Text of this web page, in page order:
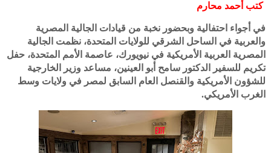
كتب أحمد محارم
في أجواء احتفالية وبحضور نخبة من قيادات الجالية المصرية
والعربية في الساحل الشرقي للولايات المتحدة، نظمت الجالية
المصرية العربية الأمريكية في نيويورك، عاصمة الأمم المتحدة، حفل
تكريم للسفير الدكتور سامح أبو العينين، مساعد وزير الخارجية
للشؤون الأمريكية والقنصل العام السابق لمصر في ولايات وسط
الغرب الأمريكي.